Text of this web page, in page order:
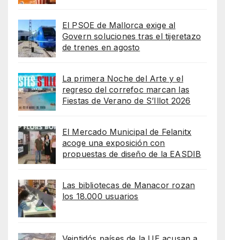
El PSOE de Mallorca exige al
Govern soluciones tras el tijeretazo
de trenes en agosto
La primera Noche del Arte y el
regreso del correfoc marcan las
Fiestas de Verano de S’Illot 2026
El Mercado Municipal de Felanitx
acoge una exposición con
propuestas de diseño de la EASDIB
Las bibliotecas de Manacor rozan
los 18.000 usuarios